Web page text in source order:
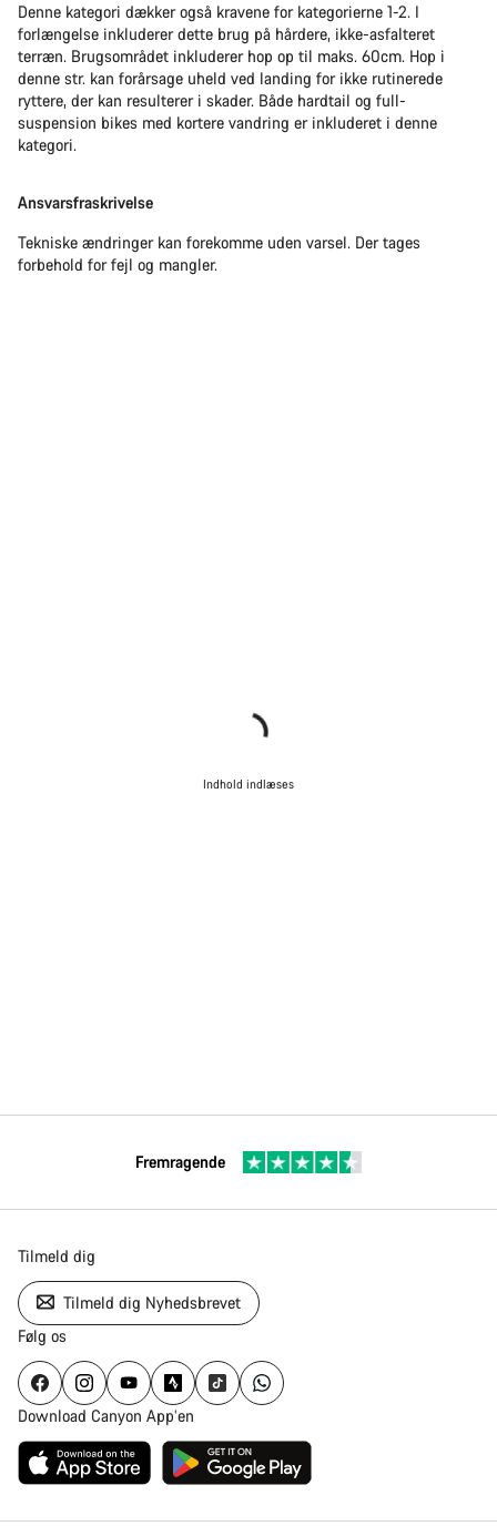
Denne kategori dækker også kravene for kategorierne 1-2. I
forlængelse inkluderer dette brug på hårdere, ikke-asfalteret
terræn. Brugsområdet inkluderer hop op til maks. 60cm. Hop i
denne str. kan forårsage uheld ved landing for ikke rutinerede
ryttere, der kan resulterer i skader. Både hardtail og full-
suspension bikes med kortere vandring er inkluderet i denne
kategori.
Ansvarsfraskrivelse
Tekniske ændringer kan forekomme uden varsel. Der tages
forbehold for fejl og mangler.
Indhold indlæses
Fremragende
Tilmeld dig
Tilmeld dig Nyhedsbrevet
Følg os
Download Canyon App’en